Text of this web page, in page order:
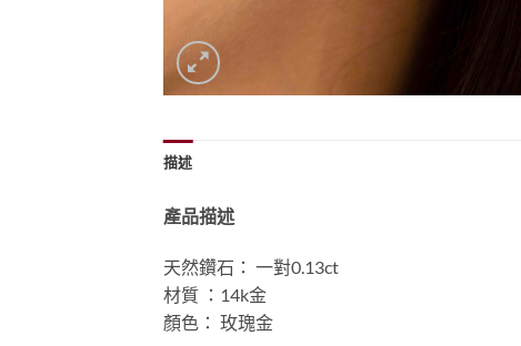
描述
產品描述
天然鑽石： 一對0.13ct
材質 ：14k金
顏色： 玫瑰金